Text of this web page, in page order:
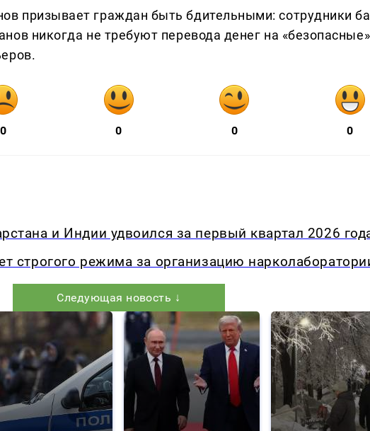
призывает граждан быть бдительными: сотрудники
никогда не требуют перевода денег на «безопасные»
0 0 0 0
и Индии удвоился за первый квартал 2026
строгого режима за организацию
Следующая новость ↓